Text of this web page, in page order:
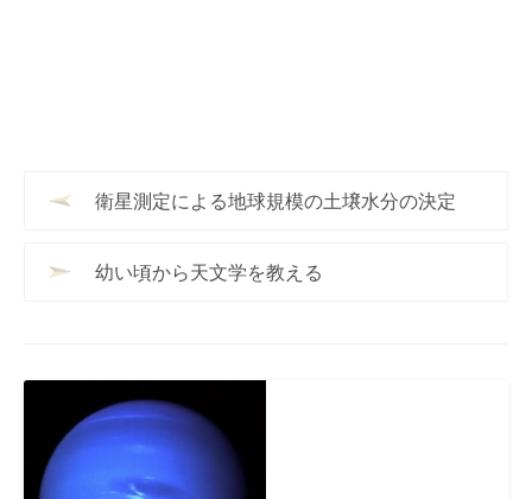
衛星測定による地球規模の土壌水分の決定
幼い頃から天文学を教える